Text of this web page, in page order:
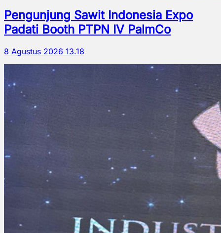
Pengunjung Sawit Indonesia Expo
Padati Booth PTPN IV PalmCo
8 Agustus 2026 13.18